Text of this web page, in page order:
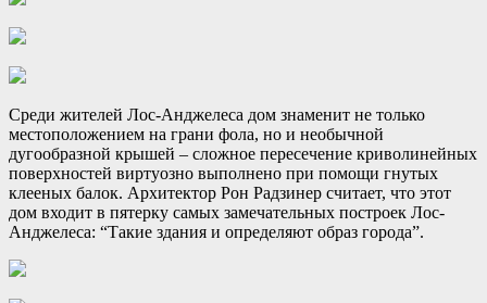
Среди жителей Лос-Анджелеса дом знаменит не только
местоположением на грани фола, но и необычной
дугообразной крышей – сложное пересечение криволинейных
поверхностей виртуозно выполнено при помощи гнутых
клееных балок. Архитектор Рон Радзинер считает, что этот
дом входит в пятерку самых замечательных построек Лос-
Анджелеса: “Такие здания и определяют образ города”.